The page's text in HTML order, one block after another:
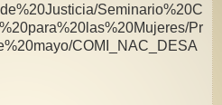
Seminario%20C
Pr
COMI_NAC_DESA